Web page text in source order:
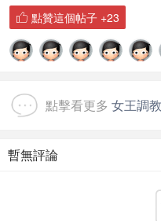
 點贊這個帖子 +23
點擊看更多 女王調教
暫無評論